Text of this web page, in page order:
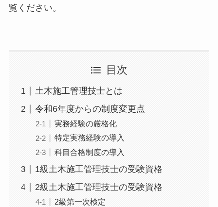
覧ください。
目次
土木施工管理技士とは
令和6年度からの制度変更点
実務経験の厳格化
特定実務経験の導入
科目合格制度の導入
1級土木施工管理技士の受験資格
2級土木施工管理技士の受験資格
2級第一次検定